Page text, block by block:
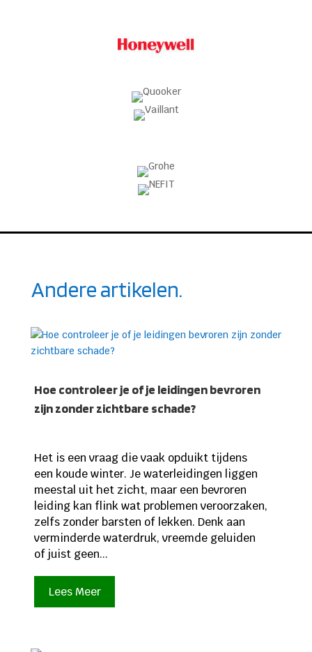
Andere artikelen.
Hoe controleer je of je leidingen bevroren
zijn zonder zichtbare schade?
Het is een vraag die vaak opduikt tijdens
een koude winter. Je waterleidingen liggen
meestal uit het zicht, maar een bevroren
leiding kan flink wat problemen veroorzaken,
zelfs zonder barsten of lekken. Denk aan
verminderde waterdruk, vreemde geluiden
of juist geen...
Lees Meer